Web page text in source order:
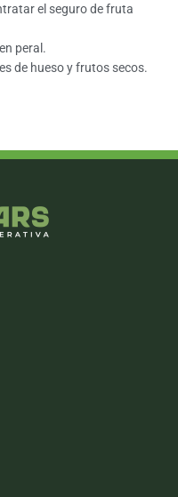
el seguro de fruta
en peral.
de hueso y frutos secos.